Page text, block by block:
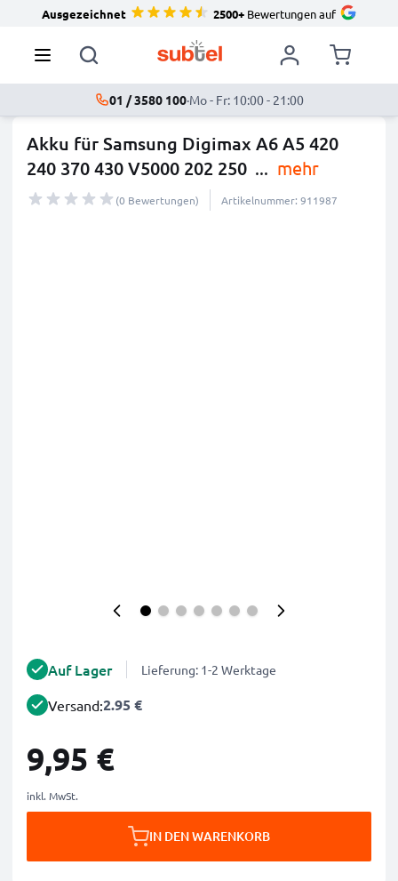
Ausgezeichnet 2500+Bewertungen auf
01 / 3580 100·Mo - Fr: 10:00 - 21:00
Akku für Samsung Digimax A6 A5 420
240 370 430 V5000 202 250 ... mehr
(0 Bewertungen) Artikelnummer: 911987
Auf Lager Lieferung: 1-2 Werktage
Versand:2.95 €
9,95 €
inkl. MwSt.
IN DEN WARENKORB